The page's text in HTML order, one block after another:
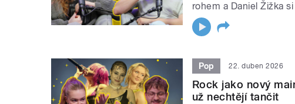
rohem a Daniel Žižka
Pop 22. duben 2026
Rock jako nový
už nechtějí tančit